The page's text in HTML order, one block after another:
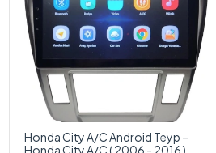
Honda City A/C Android Teyp –
Honda City A/C ( 2006 - 2016 )